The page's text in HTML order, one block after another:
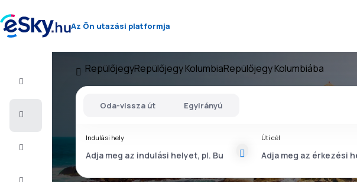
Az Ön utazási platformja
RepülőjegyRepülőjegy KolumbiaRepülőjegy Kolumbiába
Oda-vissza út Egyirányú
Indulási hely Úti cél